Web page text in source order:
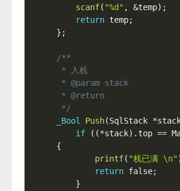
scanf( "%d" , &temp) ;
return temp;
} ;
/**
*/
_Bool
Push(SqlStack *
if
( (*stack) .top ==
{
printf( "栈已满 \n"
return false;
}